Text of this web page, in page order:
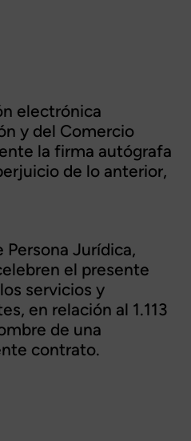
electrónica
y del Comercio
la firma autógrafa
de lo anterior,
Persona Jurídica,
el presente
servicios y
en relación al 1.113
de una
contrato.